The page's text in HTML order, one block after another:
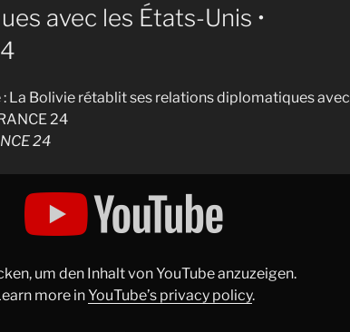
avec les États-Unis •
: La Bolivie rétablit ses relations diplomatiques avec
24
24
um den Inhalt von YouTube anzuzeigen.
more inYouTube’s privacy policy.